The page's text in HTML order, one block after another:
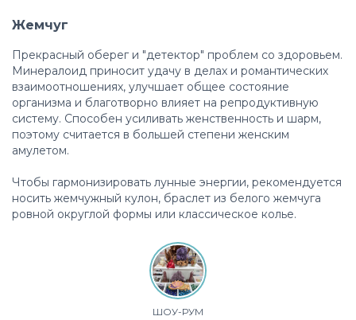
Жемчуг
Прекрасный оберег и "детектор" проблем со здоровьем.
Минералоид приносит удачу в делах и романтических
взаимоотношениях, улучшает общее состояние
организма и благотворно влияет на репродуктивную
систему. Способен усиливать женственность и шарм,
поэтому считается в большей степени женским
амулетом.
Чтобы гармонизировать лунные энергии, рекомендуется
носить жемчужный кулон, браслет из белого жемчуга
ровной округлой формы или классическое колье.
ШОУ-РУМ